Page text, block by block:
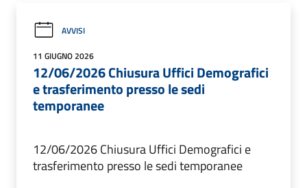
AVVISI
11 GIUGNO 2026
12/06/2026 Chiusura Uffici Demografici
e trasferimento presso le sedi
temporanee
12/06/2026 Chiusura Uffici Demografici e
trasferimento presso le sedi temporanee